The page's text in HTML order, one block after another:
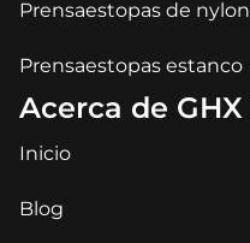
Prensaestopas de nylon
Prensaestopas estanco
Acerca de GHX
Inicio
Blog